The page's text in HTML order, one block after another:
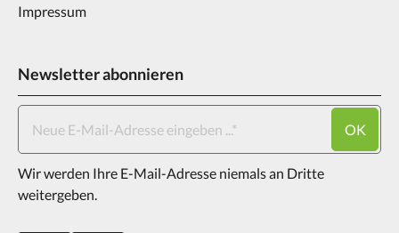
Impressum
Newsletter abonnieren
OK
Wir werden Ihre E-Mail-Adresse niemals an Dritte
weitergeben.